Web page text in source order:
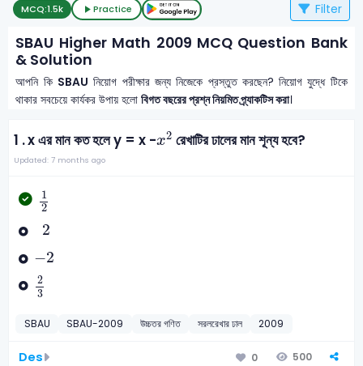
MCQ:1.5k Practice Filter
SBAU Higher Math 2009 MCQ Question Bank
& Solution
আপনি কি SBAU নিয়োগ পরীক্ষার জন্য নিজেকে প্রস্তুত করছেন? নিয়োগ যুদ্ধে টিকে
থাকার সবচেয়ে কার্যকর উপায় হলোবিগত বছরের প্রশ্ন নিয়মিত প্র্যাকটিস করা।
1 .x এর মান কত হলে y = x -x2
2 রেখাটির ঢালের মান শূন্য হবে?
Updated: 7 months ago
1
2
12
2
2
−2
2
2
3
23
SBAU SBAU-2009 উচ্চতর গণিত সরলরেখার ঢাল 2009
Des 0 500